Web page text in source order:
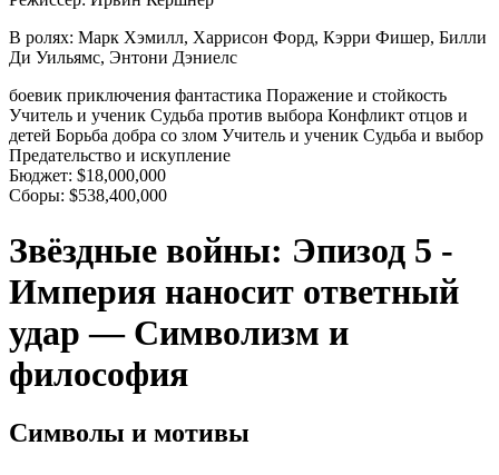
В ролях: Марк Хэмилл, Харрисон Форд, Кэрри Фишер, Билли
Ди Уильямс, Энтони Дэниелс
боевик приключения фантастика Поражение и стойкость
Учитель и ученик Судьба против выбора Конфликт отцов и
детей Борьба добра со злом Учитель и ученик Судьба и выбор
Предательство и искупление
Бюджет: $18,000,000
Сборы: $538,400,000
Звёздные войны: Эпизод 5 -
Империя наносит ответный
удар — Символизм и
философия
Символы и мотивы